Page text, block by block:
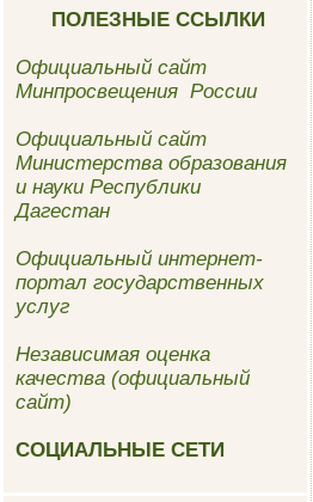
ПОЛЕЗНЫЕ ССЫЛКИ
Официальный сайт
Минпросвещения России
Официальный сайт
Министерства образования
и науки Республики
Дагестан
Официальный интернет-
портал государственных
услуг
Независимая оценка
качества (официальный
сайт)
СОЦИАЛЬНЫЕ СЕТИ